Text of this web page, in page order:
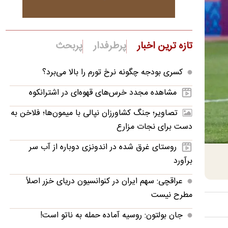
تازه ترین اخبار پرطرفدار پربحث
کسری بودجه چگونه نرخ تورم را بالا می‌برد؟
مشاهده مجدد خرس‌های قهوه‌ای در اشترانکوه
تصاویر؛ جنگ کشاورزان نپالی با میمون‌ها؛ فلاخن به
دست برای نجات مزارع
روستای غرق‌ شده در اندونزی دوباره از آب سر
برآورد
عراقچی: سهم ایران در کنوانسیون دریای خزر اصلاً
مطرح نیست
جان بولتون: روسیه آماده حمله به ناتو است!